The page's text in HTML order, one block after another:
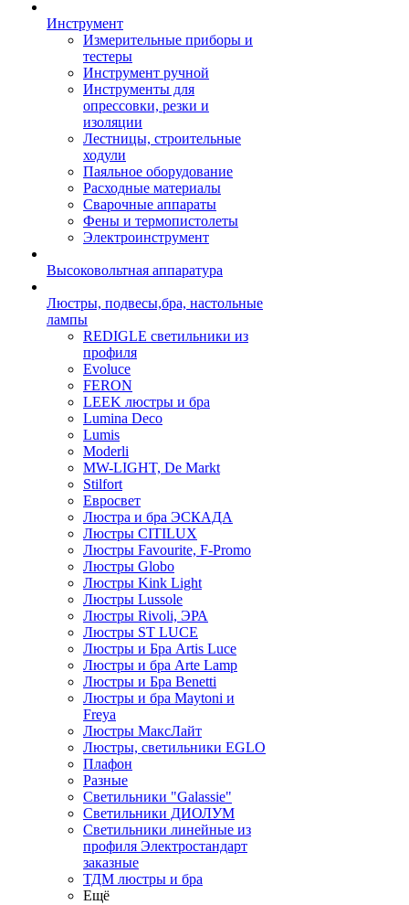
Инструмент
Измерительные приборы и
тестеры
Инструмент ручной
Инструменты для
опрессовки, резки и
изоляции
Лестницы, строительные
ходули
Паяльное оборудование
Расходные материалы
Сварочные аппараты
Фены и термопистолеты
Электроинструмент
Высоковольтная аппаратура
Люстры, подвесы,бра, настольные
лампы
REDIGLE светильники из
профиля
Evoluce
FERON
LEEK люстры и бра
Lumina Deco
Lumis
Moderli
MW-LIGHT, De Markt
Stilfort
Евросвет
Люстра и бра ЭСКАДА
Люстры CITILUX
Люстры Favourite, F-Promo
Люстры Globo
Люстры Kink Light
Люстры Lussole
Люстры Rivoli, ЭРА
Люстры ST LUCE
Люстры и Бра Artis Luce
Люстры и бра Arte Lamp
Люстры и Бра Benetti
Люстры и бра Maytoni и
Freya
Люстры МаксЛайт
Люстры, светильники EGLO
Плафон
Разные
Светильники "Galassie"
Светильники ДИОЛУМ
Светильники линейные из
профиля Электростандарт
заказные
ТДМ люстры и бра
Ещё